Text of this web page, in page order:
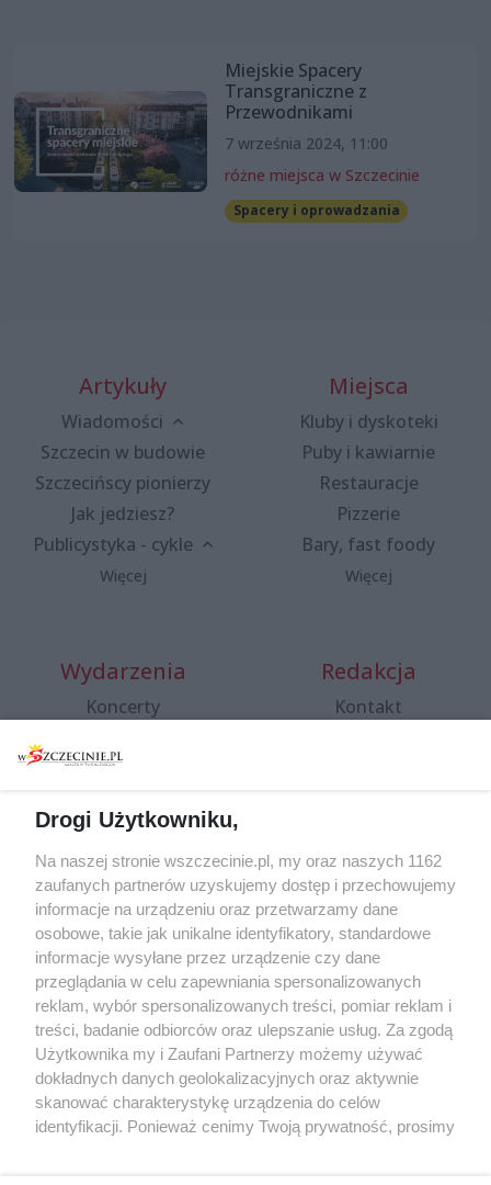
Miejskie Spacery
Transgraniczne z
Przewodnikami
7 września 2024, 11:00
różne miejsca w Szczecinie
Spacery i oprowadzania
Artykuły
Wiadomości
Szczecin w budowie
Szczecińscy pionierzy
Jak jedziesz?
Publicystyka - cykle
Więcej
Miejsca
Kluby i dyskoteki
Puby i kawiarnie
Restauracje
Pizzerie
Bary, fast foody
Więcej
Wydarzenia
Koncerty
Spacery i oprowadzania
targi
Wernisaże
Więcej
Redakcja
Kontakt
Specjalny koncert z okazji
20. urodzin portalu
wSzczecinie.pl
Regulamin konkursów
śniadaniówka "Hej
Szczecin! Jest piątek!"
Partnerzy
Praca Szczecin
Drogi Użytkowniku,
Na naszej stronie wszczecinie.pl, my oraz naszych 1162
zaufanych partnerów uzyskujemy dostęp i przechowujemy
informacje na urządzeniu oraz przetwarzamy dane
osobowe, takie jak unikalne identyfikatory, standardowe
informacje wysyłane przez urządzenie czy dane
przeglądania w celu zapewniania spersonalizowanych
reklam, wybór spersonalizowanych treści, pomiar reklam i
treści, badanie odbiorców oraz ulepszanie usług. Za zgodą
Użytkownika my i Zaufani Partnerzy możemy używać
dokładnych danych geolokalizacyjnych oraz aktywnie
skanować charakterystykę urządzenia do celów
identyfikacji. Ponieważ cenimy Twoją prywatność, prosimy